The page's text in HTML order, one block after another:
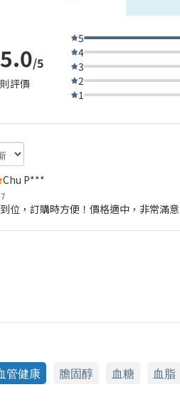
5.0/5
評價
5
4
3
2
1
Chu P***
位，訂購時方便！價格適中，非常滿
管健康 膽固醇 血糖 血脂